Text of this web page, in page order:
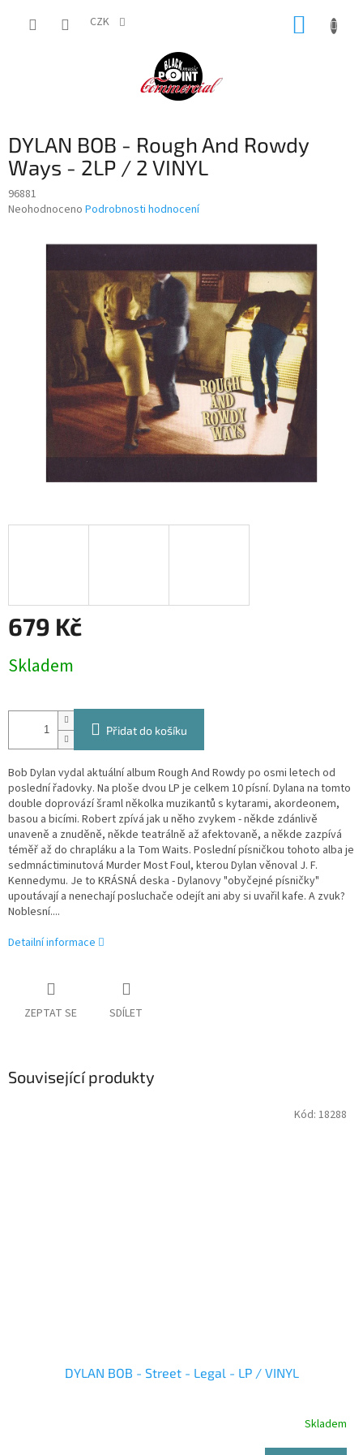
CZK
DYLAN BOB - Rough And Rowdy
Ways - 2LP / 2 VINYL
96881
Průměrné
produktu
Neohodnoceno Podrobnosti hodnocení
679 Kč
cena:
Skladem
Přidat do košíku
Bob Dylan vydal aktuální album Rough And Rowdy po osmi letech od
poslední řadovky. Na ploše dvou LP je celkem 10 písní. Dylana na tomto
double doprovází šraml několka muzikantů s kytarami, akordeonem,
basou a bicími. Robert zpívá jak u něho zvykem - někde zdánlivě
unaveně a znuděně, někde teatrálně až afektovaně, a někde zazpívá
téměř až do chrapláku a la Tom Waits. Poslední písničkou tohoto alba je
sedmnáctiminutová Murder Most Foul, kterou Dylan věnoval J. F.
Kennedymu. Je to KRÁSNÁ deska - Dylanovy "obyčejné písničky"
upoutávají a nenechají posluchače odejít ani aby si uvařil kafe. A zvuk?
Noblesní....
Detailní informace
ZEPTAT SE SDÍLET
Související produkty
DYLAN BOB - Street - Legal - LP / VINYL
Skladem
Kód: 18288